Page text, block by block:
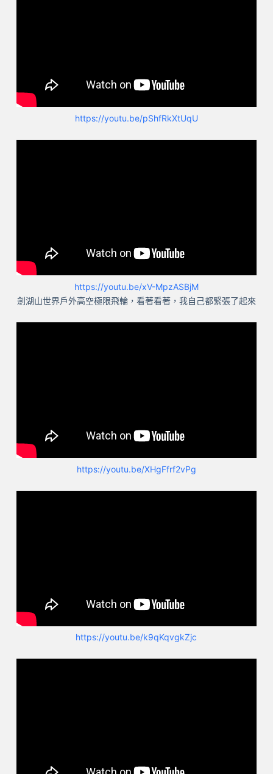
https://youtu.be/pShfRkXtUqU
https://youtu.be/xV-MpzASBjM
劍湖山世界戶外高空極限飛輪，看著看著，我自己都緊張了起來
https://youtu.be/XHgFfrf2vPg
https://youtu.be/k9qKqvgkZjc